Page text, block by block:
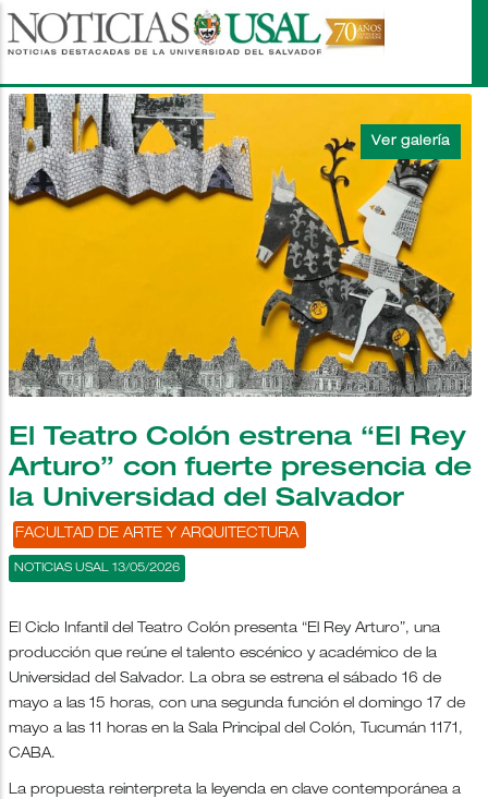
Pasar
al
principal
El Teatro Colón estrena “El Rey
Arturo” con fuerte presencia de
la Universidad del Salvador
FACULTAD DE ARTE Y ARQUITECTURA
NOTICIAS USAL 13/05/2026
El Ciclo Infantil del Teatro Colón presenta “El Rey Arturo”, una
producción que reúne el talento escénico y académico de la
Universidad del Salvador. La obra se estrena el sábado 16 de
mayo a las 15 horas, con una segunda función el domingo 17 de
mayo a las 11 horas en la Sala Principal del Colón, Tucumán 1171,
CABA.
La propuesta reinterpreta la leyenda en clave contemporánea a